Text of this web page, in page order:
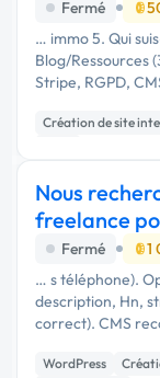
Fermé
… immo 5. Qui suis-je + contact/Calendly/Stripe 6.
Blog/Ressources
Stripe, RGPD,
lancement Merci
l'Humain avant …
Création de site
Nous
freelance
site internet
Fermé 1
… s téléphone).
description, Hn,
correct). CMS
simple à
Structure
WordPress